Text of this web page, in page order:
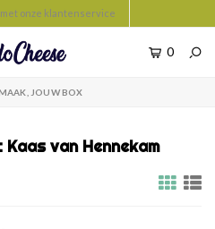
onze klantenservice
0
JOUW BOX
van Hennekam